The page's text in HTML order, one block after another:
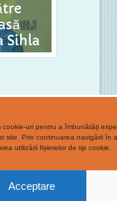
cookie-uri pentru a îmbunătăți
site. Prin continuarea navigării în
utilizării fișierelor de tip cookie.
Acceptare
Sihla